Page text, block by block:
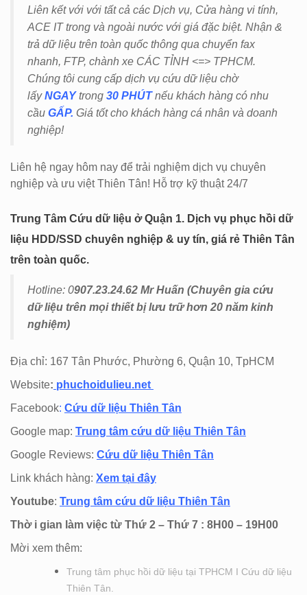
Liên kết với với tất cả các Dịch vụ, Cửa hàng vi tính,
ACE IT trong và ngoài nước với giá đặc biệt. Nhận &
trả dữ liệu trên toàn quốc thông qua chuyển fax
nhanh, FTP, chành xe CÁC TỈNH <=> TPHCM.
Chúng tôi cung cấp dịch vụ cứu dữ liệu chờ
lấy NGAYtrong 30 PHÚTnếu khách hàng có nhu
cầu GẤP. Giá tốt cho khách hàng cá nhân và doanh
nghiệp!
Liên hệ ngay hôm nay để trải nghiệm dịch vụ chuyên
nghiệp và ưu việt Thiên Tân! Hỗ trợ kỹ thuật 24/7
Trung Tâm Cứu dữ liệu ở Quận 1. Dịch vụ phục hồi dữ
liệu HDD/SSD chuyên nghiệp & uy tín, giá rẻ Thiên Tân
trên toàn quốc.
Hotline: 0907.23.24.62 Mr Huấn (Chuyên gia cứu
dữ liệu trên mọi thiết bị lưu trữ hơn 20 năm kinh
nghiệm)
Địa chỉ: 167 Tân Phước, Phường 6, Quận 10, TpHCM
Website: phuchoidulieu.net
Facebook: Cứu dữ liệu Thiên Tân
Google map: Trung tâm cứu dữ liệu Thiên Tân
Google Reviews: Cứu dữ liệu Thiên Tân
Link khách hàng: Xem tại đây
Youtube: Trung tâm cứu dữ liệu Thiên Tân
Thờ i gian làm việc từ Thứ 2 – Thứ 7 : 8H00 – 19H00
Mời xem thêm:
Trung tâm phục hồi dữ liệu tại TPHCM I Cứu dữ liệu
Thiên Tân.